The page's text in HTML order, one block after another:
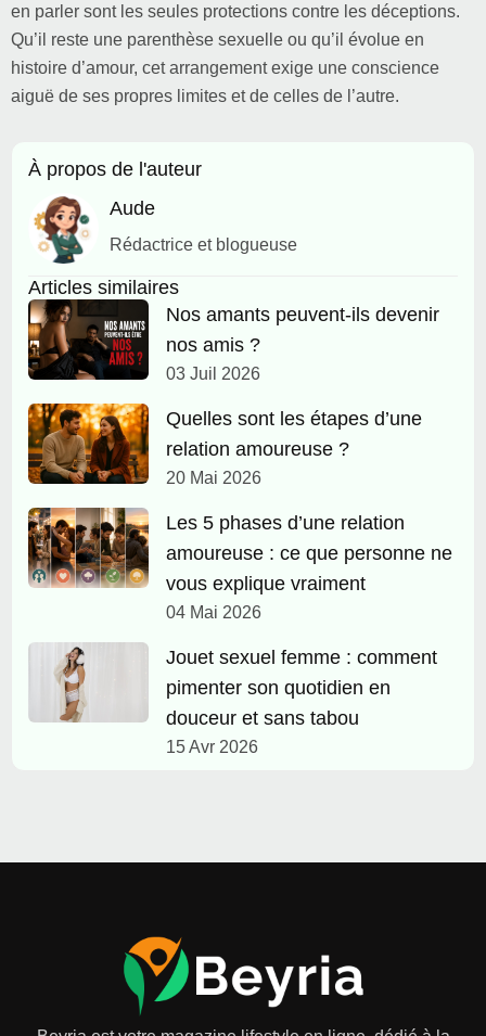
en parler sont les seules protections contre les déceptions.
Qu’il reste une parenthèse sexuelle ou qu’il évolue en
histoire d’amour, cet arrangement exige une conscience
aiguë de ses propres limites et de celles de l’autre.
À propos de l'auteur
Aude
Rédactrice et blogueuse
Articles similaires
Nos amants peuvent-ils devenir
nos amis ?
03 Juil 2026
Quelles sont les étapes d’une
relation amoureuse ?
20 Mai 2026
Les 5 phases d’une relation
amoureuse : ce que personne ne
vous explique vraiment
04 Mai 2026
Jouet sexuel femme : comment
pimenter son quotidien en
douceur et sans tabou
15 Avr 2026